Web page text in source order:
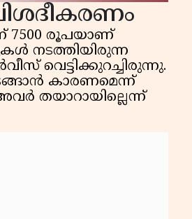
7500 രൂപയാണ്
നടത്തിയിരുന്ന
വെട്ടിക്കുറച്ചിരുന്നു.
കാരണമെന്ന്
തയാറായില്ലെന്ന്